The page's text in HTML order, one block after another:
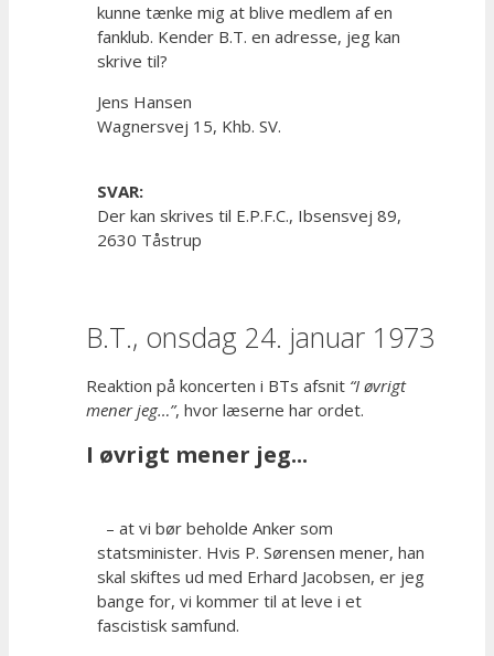
kunne tænke mig at blive medlem af en
fanklub. Kender B.T. en adresse, jeg kan
skrive til?
Jens Hansen
Wagnersvej 15, Khb. SV.
SVAR:
Der kan skrives til E.P.F.C., Ibsensvej 89,
2630 Tåstrup
B.T., onsdag 24. januar 1973
Reaktion på koncerten i BTs afsnit “I øvrigt
mener jeg…”, hvor læserne har ordet.
I øvrigt mener jeg...
– at vi bør beholde Anker som
statsminister. Hvis P. Sørensen mener, han
skal skiftes ud med Erhard Jacobsen, er jeg
bange for, vi kommer til at leve i et
fascistisk samfund.